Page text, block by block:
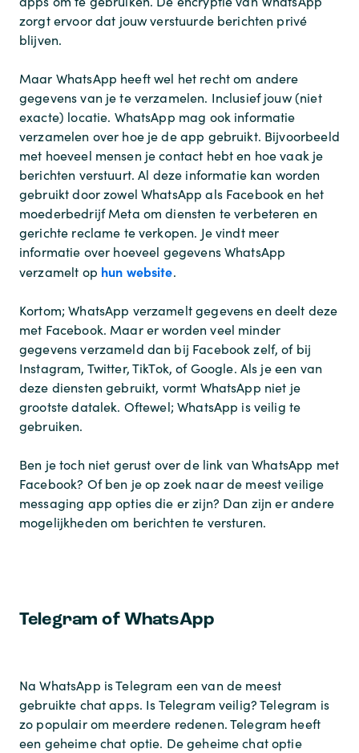
zorgt ervoor dat jouw verstuurde berichten privé
blijven.
Maar WhatsApp heeft wel het recht om andere
gegevens van je te verzamelen. Inclusief jouw (niet
exacte) locatie. WhatsApp mag ook informatie
verzamelen over hoe je de app gebruikt. Bijvoorbeeld
met hoeveel mensen je contact hebt en hoe vaak je
berichten verstuurt. Al deze informatie kan worden
gebruikt door zowel WhatsApp als Facebook en het
moederbedrijf Meta om diensten te verbeteren en
gerichte reclame te verkopen. Je vindt meer
informatie over hoeveel gegevens WhatsApp
verzamelt op hun website.
Kortom; WhatsApp verzamelt gegevens en deelt deze
met Facebook. Maar er worden veel minder
gegevens verzameld dan bij Facebook zelf, of bij
Instagram, Twitter, TikTok, of Google. Als je een van
deze diensten gebruikt, vormt WhatsApp niet je
grootste datalek. Oftewel; WhatsApp is veilig te
gebruiken.
Ben je toch niet gerust over de link van WhatsApp met
Facebook? Of ben je op zoek naar de meest veilige
messaging app opties die er zijn? Dan zijn er andere
mogelijkheden om berichten te versturen.
Telegram of WhatsApp
Na WhatsApp is Telegram een van de meest
gebruikte chat apps. Is Telegram veilig? Telegram is
zo populair om meerdere redenen. Telegram heeft
een geheime chat optie. De geheime chat optie